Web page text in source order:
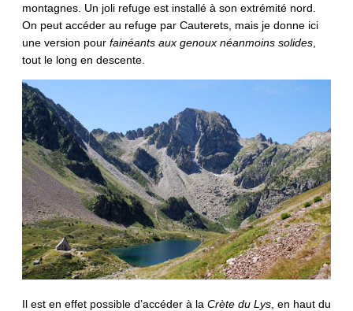
montagnes. Un joli refuge est installé à son extrémité nord.
On peut accéder au refuge par Cauterets, mais je donne ici
une version pour fainéants aux genoux néanmoins solides
tout le long en descente.
Il est en effet possible d’accéder à la Crète du Lys , en haut du